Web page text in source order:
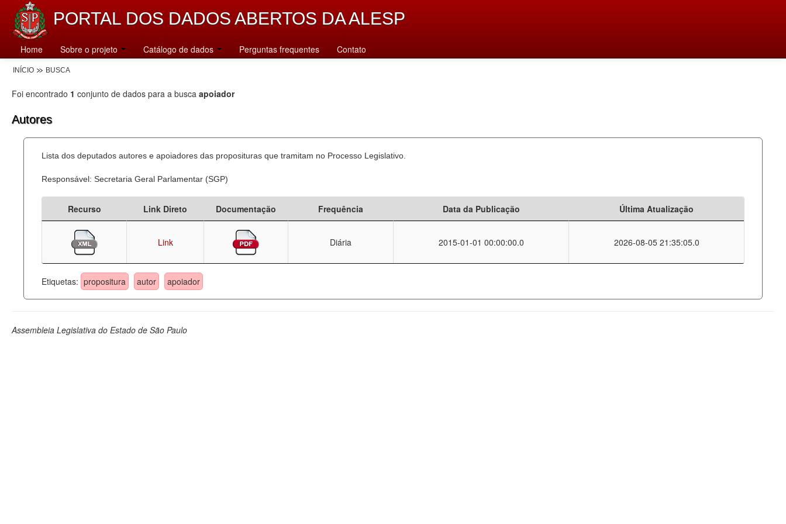
PORTAL DOS DADOS ABERTOS DA ALESP
Home Sobre o projeto Catálogo de dados Perguntas frequentes Contato
INÍCIO BUSCA
Foi encontrado 1 conjunto de dados para a busca apoiador
Autores
Lista dos deputados autores e apoiadores das proposituras que tramitam no Processo Legislativo.
Responsável: Secretaria Geral Parlamentar (SGP)
Recurso Link Direto Documentação Frequência Data da Publicação Última Atualização
Link Diária 2015-01-01 00:00:00.0 2026-08-05 21:35:05.0
Etiquetas: propositura autor apoiador
Assembleia Legislativa do Estado de São Paulo